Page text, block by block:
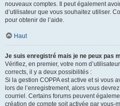
nouveaux comptes. Il peut également
d’utilisateur que vous souhaitez utiliser.
pour obtenir de l’aide.
Haut
Je suis enregistré mais je ne peux pas
Vérifiez, en premier, votre nom
corrects, il y a deux possibilités :
Si la gestion COPPA est active et si vous
lors de l’enregistrement, alors vous
courriel. Certains forums peuvent
création de compte soit activée par vous-